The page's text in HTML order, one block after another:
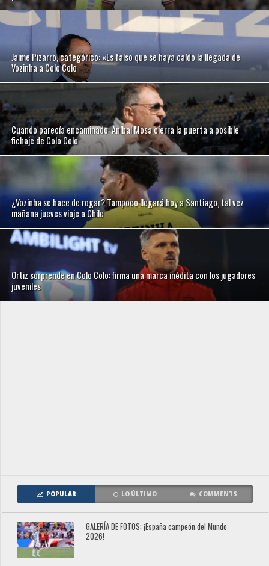
Jaime Pizarro, categórico: «Es falso que se haya caído la llegada de
Vozinha a Colo Colo
Cuando parecía encaminado: Aníbal Mosa cierra la puerta a posible
fichaje de Colo Colo
¿Vozinha se hace de rogar? Tampoco llegará hoy a Santiago, tal vez
mañana jueves viaje a Chile
Ortiz sorprende en Colo Colo: firma una marca inédita con los jugadores
juveniles
POPULAR LO ÚLTIMO COMMENTS
GALERÍA DE FOTOS: ¡España campeón del Mundo
2026!